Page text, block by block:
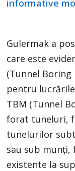
Gulermak a
care este
(Tunnel
pentru
TBM (Tunnel
forat tuneluri,
tunelurilor
sau sub
existente la